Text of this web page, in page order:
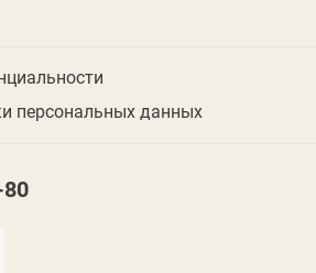
персональных данных